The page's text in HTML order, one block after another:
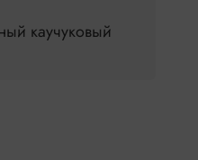
стеснения или
и
каучуковый